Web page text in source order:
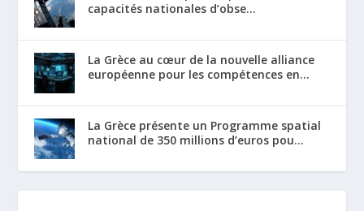
capacités nationales d’obse...
La Grèce au cœur de la nouvelle alliance
européenne pour les compétences en...
La Grèce présente un Programme spatial
national de 350 millions d’euros pou...